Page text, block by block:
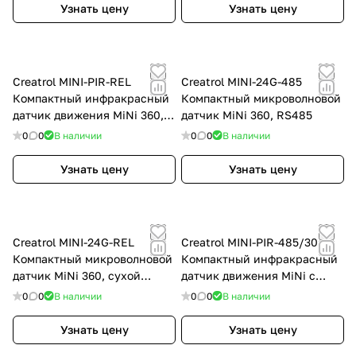
Узнать цену Узнать цену
Creatrol MINI-PIR-REL
Компактный инфракрасный
датчик движения MiNi 360,
сухой контакт
0 0 В наличии
Узнать цену
Creatrol MINI-24G-485
Компактный микроволновой
датчик MiNi 360, RS485
0 0 В наличии
Узнать цену
Creatrol MINI-24G-REL
Компактный микроволновой
датчик MiNi 360, сухой
контакт
0 0 В наличии
Узнать цену
Creatrol MINI-PIR-485/30
Компактный инфракрасный
датчик движения MiNi с
маской 30°, RS485
0 0 В наличии
Узнать цену